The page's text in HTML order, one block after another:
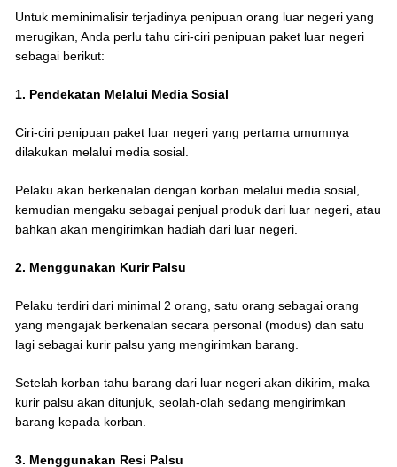
Untuk meminimalisir terjadinya penipuan orang luar negeri yang
merugikan, Anda perlu tahu ciri-ciri penipuan paket luar negeri
sebagai berikut:
1. Pendekatan Melalui Media Sosial
Ciri-ciri penipuan paket luar negeri yang pertama umumnya
dilakukan melalui media sosial.
Pelaku akan berkenalan dengan korban melalui media sosial,
kemudian mengaku sebagai penjual produk dari luar negeri, atau
bahkan akan mengirimkan hadiah dari luar negeri.
2. Menggunakan Kurir Palsu
Pelaku terdiri dari minimal 2 orang, satu orang sebagai orang
yang mengajak berkenalan secara personal (modus) dan satu
lagi sebagai kurir palsu yang mengirimkan barang.
Setelah korban tahu barang dari luar negeri akan dikirim, maka
kurir palsu akan ditunjuk, seolah-olah sedang mengirimkan
barang kepada korban.
3. Menggunakan Resi Palsu